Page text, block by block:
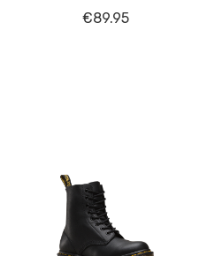
€89.95